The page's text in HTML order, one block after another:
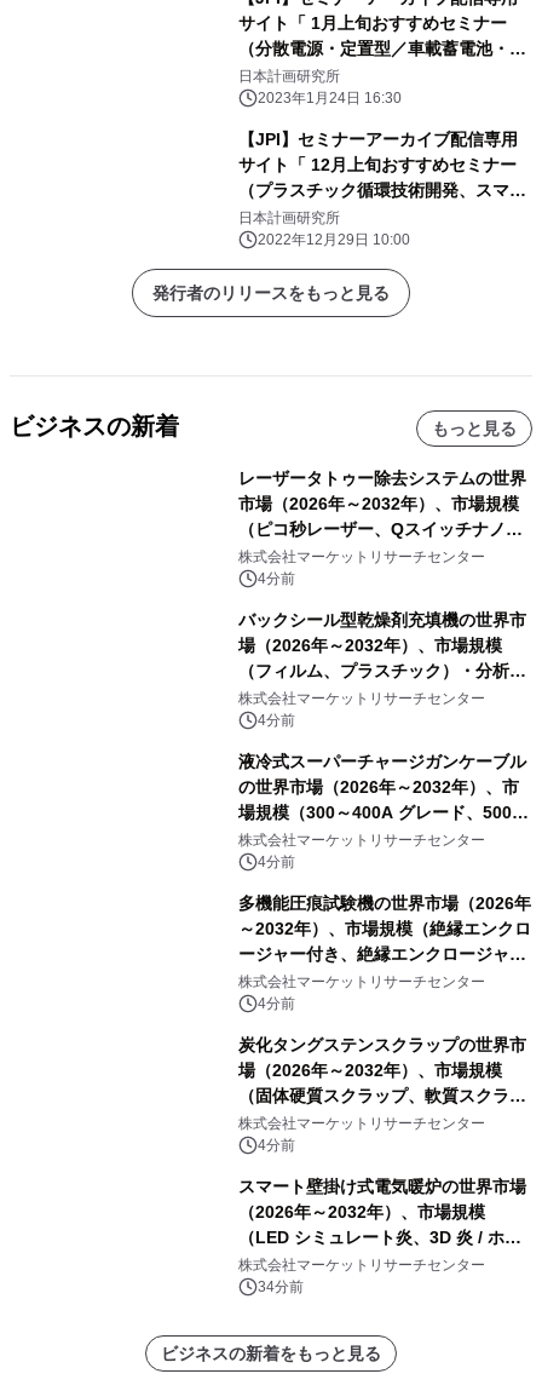
サイト「 1月上旬おすすめセミナー
（分散電源・定置型／車載蓄電池・洋
上風力発電の誘致）」のご案内
日本計画研究所
2023年1月24日 16:30
【JPI】セミナーアーカイブ配信専用
サイト「 12月上旬おすすめセミナー
（プラスチック循環技術開発、スマー
ト保安、BIM）」のご案内
日本計画研究所
2022年12月29日 10:00
発行者のリリースをもっと見る
ビジネスの新着 もっと見る
レーザータトゥー除去システムの世界
市場（2026年～2032年）、市場規模
（ピコ秒レーザー、Qスイッチナノ秒
レーザー）・分析レポートを発表
株式会社マーケットリサーチセンター
4分前
バックシール型乾燥剤充填機の世界市
場（2026年～2032年）、市場規模
（フィルム、プラスチック）・分析レ
ポートを発表
株式会社マーケットリサーチセンター
4分前
液冷式スーパーチャージガンケーブル
の世界市場（2026年～2032年）、市
場規模（300～400A グレード、500A
グレード、600～800A グレード、
1000A グレード）・分析レポートを発
株式会社マーケットリサーチセンター
4分前
多機能圧痕試験機の世界市場（2026年
～2032年）、市場規模（絶縁エンクロ
ージャー付き、絶縁エンクロージャー
なし）・分析レポートを発表
株式会社マーケットリサーチセンター
4分前
炭化タングステンスクラップの世界市
場（2026年～2032年）、市場規模
（固体硬質スクラップ、軟質スクラッ
プ、削りくず、研削スラッジ、フィル
ター媒体、微粉、オーバースプレー、
を発表
株式会社マーケットリサーチセンター
4分前
スマート壁掛け式電気暖炉の世界市場
（2026年～2032年）、市場規模
（LED シミュレート炎、3D 炎 / ホロ
グラフィック効果、水ミスト炎）・分
析レポートを発表
株式会社マーケットリサーチセンター
34分前
ビジネスの新着をもっと見る